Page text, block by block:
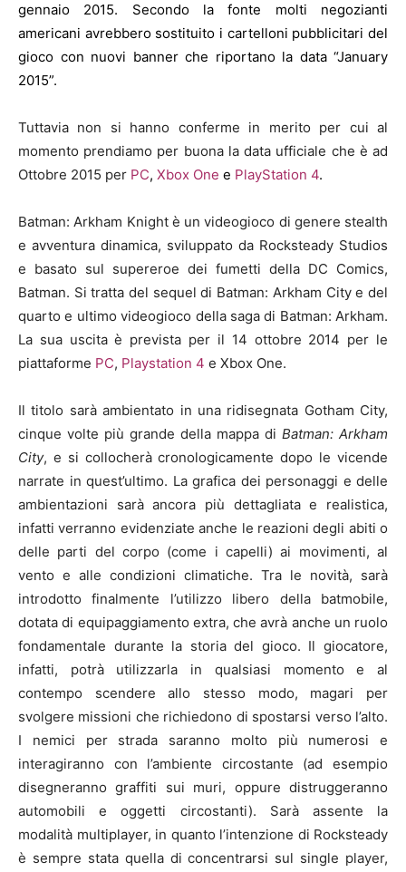
gennaio 2015. Secondo la fonte molti negozianti
americani avrebbero sostituito i cartelloni pubblicitari del
gioco con nuovi banner che riportano la data “January
2015”.
Tuttavia non si hanno conferme in merito per cui al
momento prendiamo per buona la data ufficiale che è ad
Ottobre 2015 per PC, Xbox One e PlayStation 4.
Batman: Arkham Knight è un videogioco di genere stealth
e avventura dinamica, sviluppato da Rocksteady Studios
e basato sul supereroe dei fumetti della DC Comics,
Batman. Si tratta del sequel di Batman: Arkham City e del
quarto e ultimo videogioco della saga di Batman: Arkham.
La sua uscita è prevista per il 14 ottobre 2014 per le
piattaforme PC, Playstation 4 e Xbox One.
Il titolo sarà ambientato in una ridisegnata Gotham City,
cinque volte più grande della mappa di Batman: Arkham
City, e si collocherà cronologicamente dopo le vicende
narrate in quest’ultimo. La grafica dei personaggi e delle
ambientazioni sarà ancora più dettagliata e realistica,
infatti verranno evidenziate anche le reazioni degli abiti o
delle parti del corpo (come i capelli) ai movimenti, al
vento e alle condizioni climatiche. Tra le novità, sarà
introdotto finalmente l’utilizzo libero della batmobile,
dotata di equipaggiamento extra, che avrà anche un ruolo
fondamentale durante la storia del gioco. Il giocatore,
infatti, potrà utilizzarla in qualsiasi momento e al
contempo scendere allo stesso modo, magari per
svolgere missioni che richiedono di spostarsi verso l’alto.
I nemici per strada saranno molto più numerosi e
interagiranno con l’ambiente circostante (ad esempio
disegneranno graffiti sui muri, oppure distruggeranno
automobili e oggetti circostanti). Sarà assente la
modalità multiplayer, in quanto l’intenzione di Rocksteady
è sempre stata quella di concentrarsi sul single player,